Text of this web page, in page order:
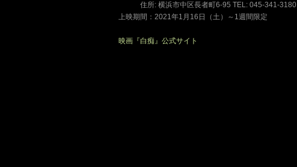
住所: 横浜市中区長者町6-95 TEL: 045-341-3180
上映期間：2021年1月16日（土）～1週間限定
映画『白痴』公式サイト